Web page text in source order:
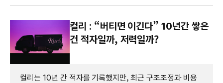
컬리 : “버티면 이긴다” 10년간 쌓은
건 적자일까, 저력일까?
컬리는 10년 간 적자를 기록했지만, 최근 구조조정과 비용